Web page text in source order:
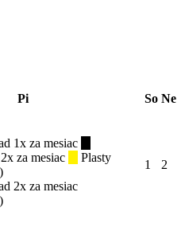
Pi So Ne
1x za mesiac
za mesiac
Plasty
2x za mesiac
1 2